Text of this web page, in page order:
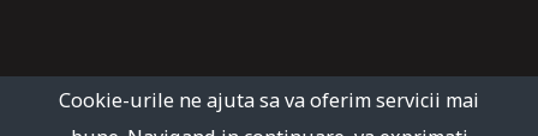
Cookie-urile ne ajuta sa va oferim servicii mai